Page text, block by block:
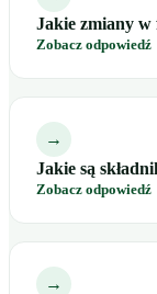
Jakie zmiany w
Zobacz odpowiedź
→
Jakie są
Zobacz odpowiedź
→